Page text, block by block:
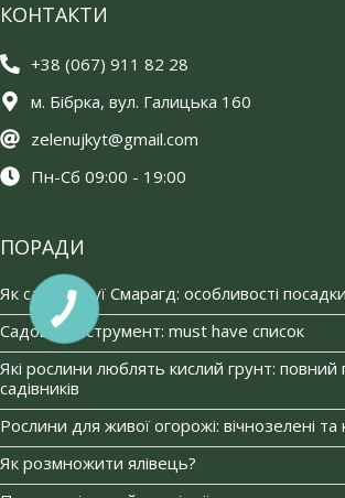
КОНТАКТИ
+38 (067) 911 82 28
м. Бібрка, вул. Галицька 160
zelenujkyt@gmail.com
Пн-Сб 09:00 - 19:00
ПОРАДИ
Як садити туї Смарагд: особливості
Садовий інструмент: must have список
Які рослини люблять кислий грунт: повний
садівників
Рослини для живої огорожі: вічнозелені та
Як розмножити ялівець?